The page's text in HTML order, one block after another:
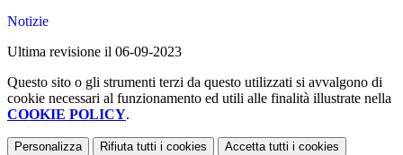
Notizie
Ultima revisione il 06-09-2023
Questo sito o gli strumenti terzi da questo utilizzati si avvalgono di
cookie necessari al funzionamento ed utili alle finalità illustrate nella
COOKIE POLICY.
Personalizza Rifiuta tutti i cookies Accetta tutti i cookies